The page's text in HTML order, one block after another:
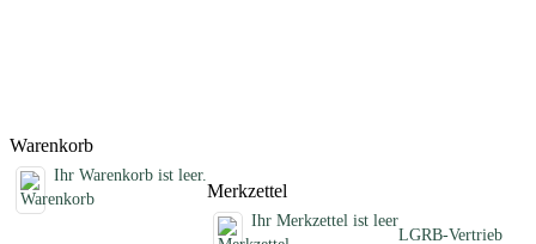
Warenkorb
Ihr Warenkorb ist leer.
Merkzettel
Ihr Merkzettel ist leer
LGRB-Vertrieb